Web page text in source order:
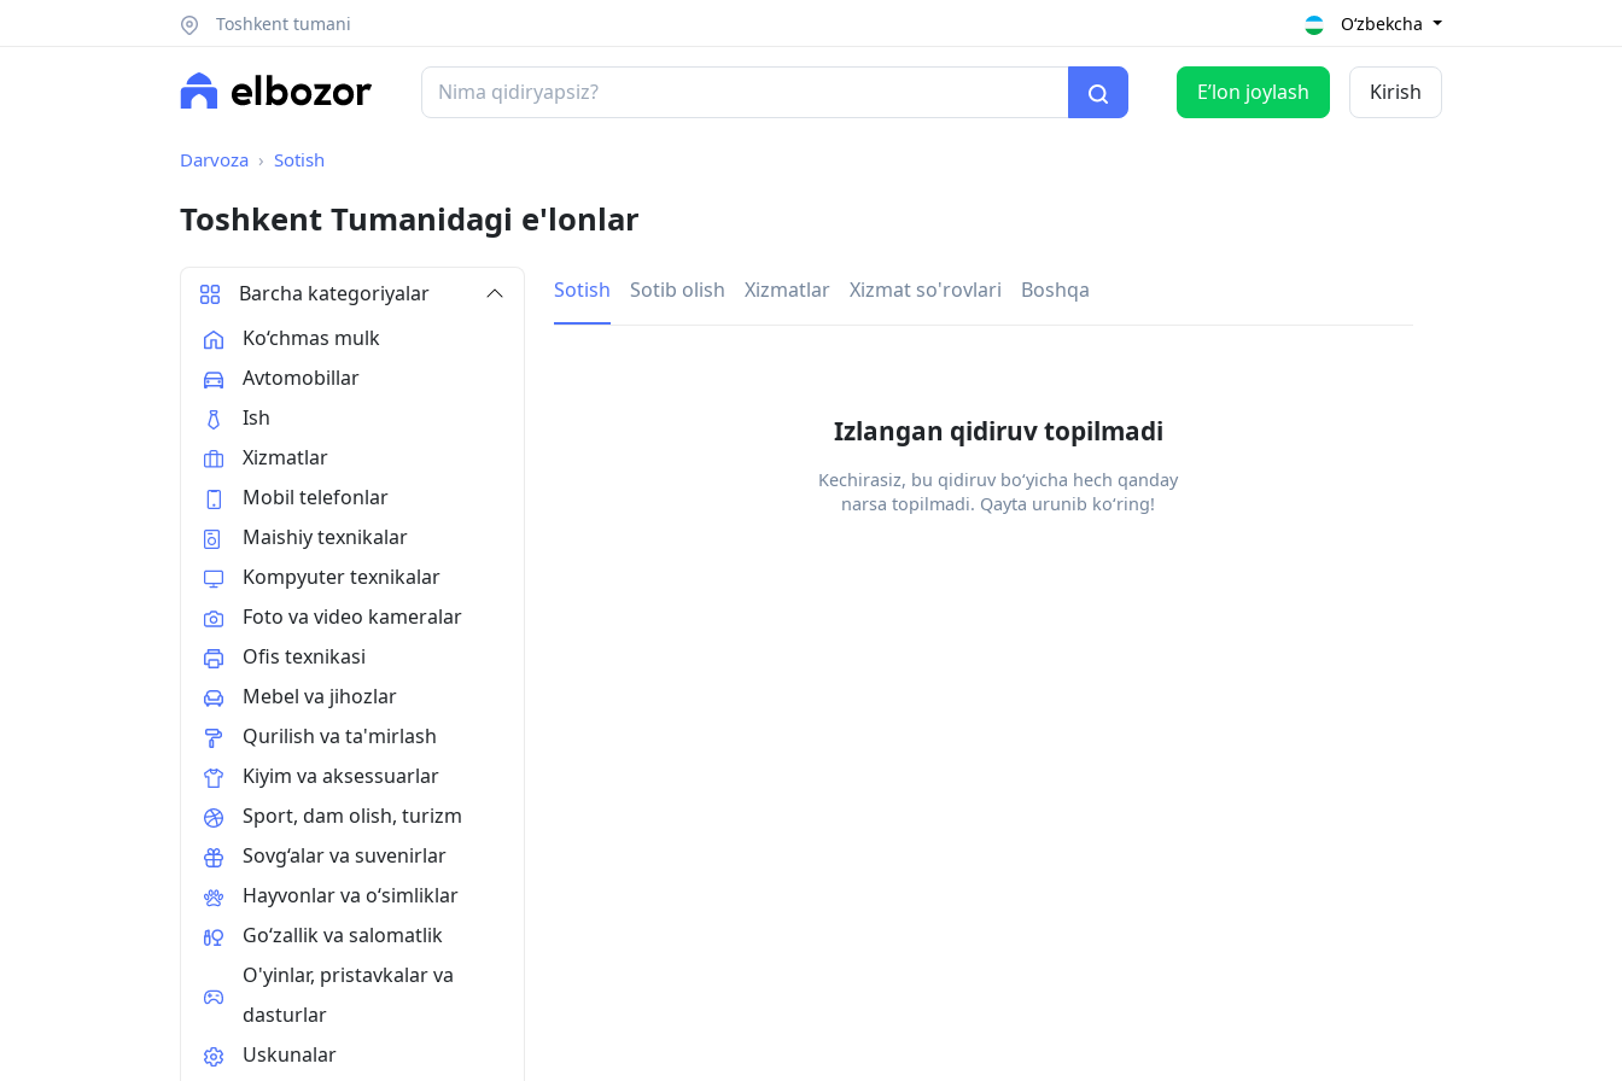
Toshkent tumani O‘zbekcha
Eʼlon joylash Kirish
Darvoza Sotish
Toshkent Tumanidagi e'lonlar
Sotish Sotib olish Xizmatlar Xizmat so'rovlari Boshqa
Izlangan qidiruv topilmadi
Kechirasiz, bu qidiruv bo‘yicha hech qanday
narsa topilmadi. Qayta urunib ko‘ring!
Barcha kategoriyalar
Ko‘chmas mulk
Avtomobillar
Ish
Xizmatlar
Mobil telefonlar
Maishiy texnikalar
Kompyuter texnikalar
Foto va video kameralar
Ofis texnikasi
Mebel va jihozlar
Qurilish va ta'mirlash
Kiyim va aksessuarlar
Sport, dam olish, turizm
Sovg‘alar va suvenirlar
Hayvonlar va o‘simliklar
Go‘zallik va salomatlik
O'yinlar, pristavkalar va
dasturlar
Uskunalar